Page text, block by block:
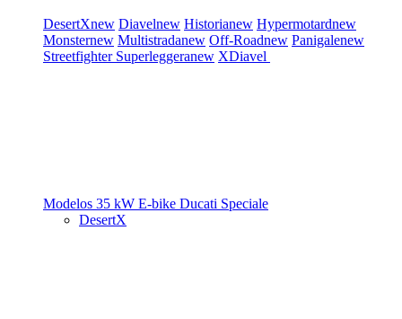
DesertXnew Diavelnew Historianew Hypermotardnew
Monsternew Multistradanew Off-Roadnew Panigalenew
Streetfighter Superleggeranew XDiavel
Modelos 35 kW E-bike Ducati Speciale
DesertX